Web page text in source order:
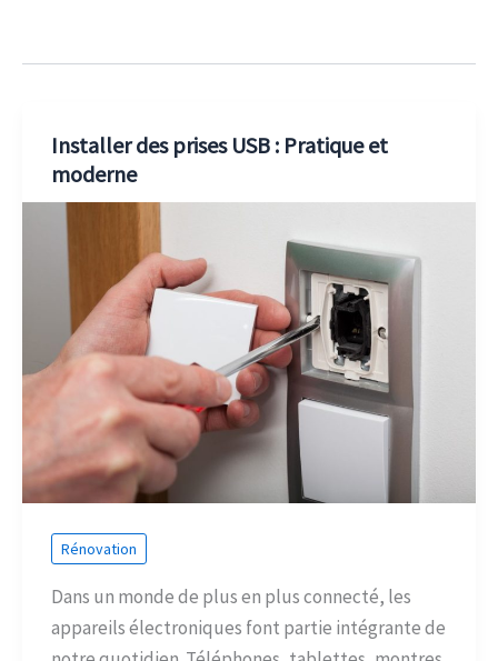
Installer des prises USB : Pratique et
moderne
Rénovation
Dans un monde de plus en plus connecté, les
appareils électroniques font partie intégrante de